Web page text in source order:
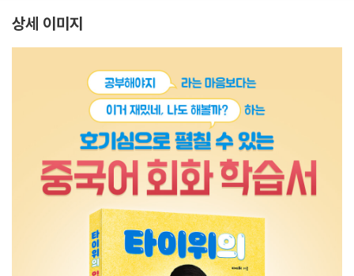
상세 이미지